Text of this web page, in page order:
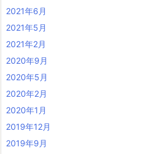
2021年6月
2021年5月
2021年2月
2020年9月
2020年5月
2020年2月
2020年1月
2019年12月
2019年9月